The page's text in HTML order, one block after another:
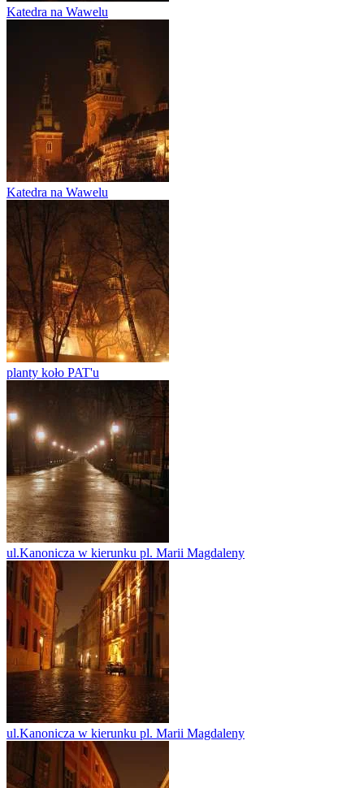
Katedra na Wawelu
Katedra na Wawelu
planty koło PAT'u
ul.Kanonicza w kierunku pl. Marii Magdaleny
ul.Kanonicza w kierunku pl. Marii Magdaleny